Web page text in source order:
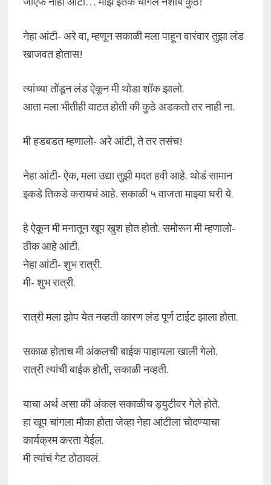
नेहा आंटी- अरे वा, म्हणून सकाळी मला पाहून वारंवार तुझा लंड
खाजवत होतास!
त्यांच्या तोंडून लंड ऐकून मी थोडा शॉक झालो.
आता मला भीतीही वाटत होती की कुठे अडकतो तर नाही ना.
मी हडबडत म्हणालो- अरे आंटी, ते तर तसंच!
नेहा आंटी- ऐक, मला उद्या तुझी मदत हवी आहे. थोडं सामान
इकडे तिकडे करायचं आहे. सकाळी ५ वाजता माझ्या घरी ये.
हे ऐकून मी मनातून खूप खुश होत होतो. समोरून मी म्हणालो-
ठीक आहे आंटी.
नेहा आंटी- शुभ रात्री.
मी- शुभ रात्री.
रात्री मला झोप येत नव्हती कारण लंड पूर्ण टाईट झाला होता.
सकाळ होताच मी अंकलची बाईक पाहायला खाली गेलो.
रात्री त्यांची बाईक होती, सकाळी नव्हती.
याचा अर्थ असा की अंकल सकाळीच ड्युटीवर गेले होते.
हा खूप चांगला मौका होता जेव्हा नेहा आंटीला चोदण्याचा
कार्यक्रम करता येईल.
मी त्यांचं गेट ठोठावलं.